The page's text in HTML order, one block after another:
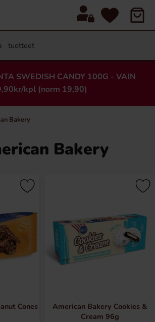
SWEDISH CANDY 100G - VAIN
kpl (norm 19,90)
Bakery
Bakery
Cones
American Bakery Cookies &
Cream 96g